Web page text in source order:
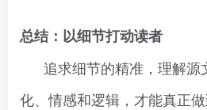
总结：以细节打动读者
追求细节的精准，理解源
化、情感和逻辑，才能真正